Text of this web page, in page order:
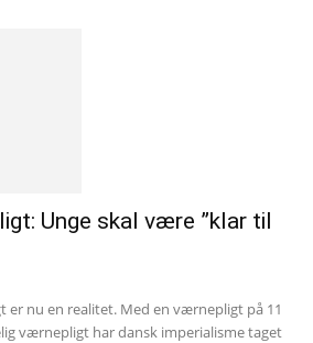
Unge skal være ”klar til
er nu en realitet. Med en værnepligt på 11
værnepligt har dansk imperialisme taget